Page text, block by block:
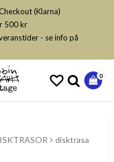
(Klarna)
500 kr
- se info på
0
disktrasa